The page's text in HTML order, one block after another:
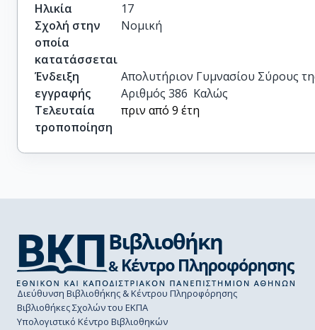
Ηλικία
17
Σχολή στην
οποία
κατατάσσεται
Νομική
Ένδειξη
εγγραφής
Απολυτήριον Γυμνασίου Σύρους
Αριθμός 386  Καλώς
Τελευταία
τροποποίηση
πριν από 9 έτη
Διεύθυνση Βιβλιοθήκης & Κέντρου Πληροφόρησης
Βιβλιοθήκες Σχολών του ΕΚΠΑ
Υπολογιστικό Κέντρο Βιβλιοθηκών